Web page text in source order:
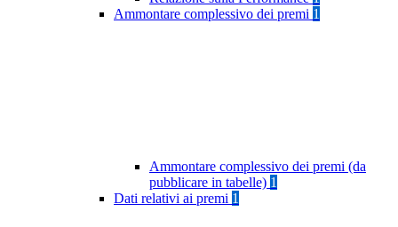
Ammontare complessivo dei premi 1
Ammontare complessivo dei premi (da
pubblicare in tabelle) 1
Dati relativi ai premi 1